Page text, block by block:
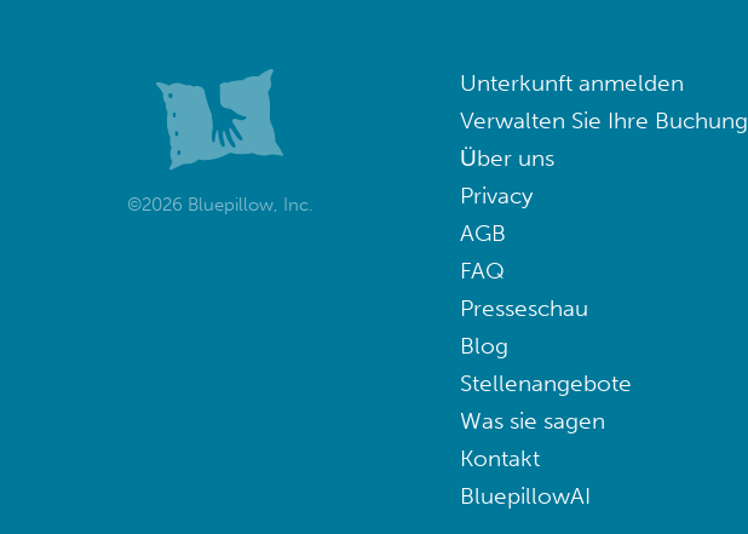
©2026 Bluepillow, Inc.
Unterkunft anmelden
Verwalten Sie Ihre Buchung
Über uns
Privacy
AGB
FAQ
Presseschau
Blog
Stellenangebote
Was sie sagen
Kontakt
BluepillowAI